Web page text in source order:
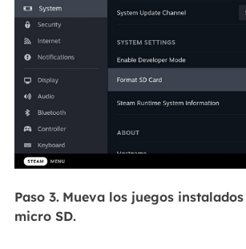
Paso 3. Mueva los juegos
micro SD.